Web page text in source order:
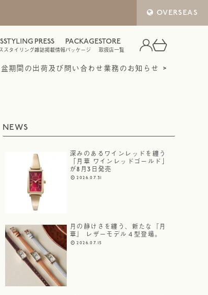
OVERSEAS
STYLING
スタイリング
PRESS
雑誌掲載情報
PACKAGE
パッケージ
STORE
取扱店一覧
期間の出荷及び問い合わせ業務のお知らせ
NEWS
深みのあるワインレッドを纏う
「月華 ワインレッドゴールド」
が8月3日発売
2026.07.31
月の静けさを纏う、新たな『月
華』 レザーモデル４型登場。
2026.07.15